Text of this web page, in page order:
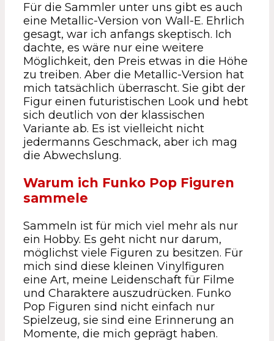
Für die Sammler unter uns gibt es auch
eine Metallic-Version von Wall-E. Ehrlich
gesagt, war ich anfangs skeptisch. Ich
dachte, es wäre nur eine weitere
Möglichkeit, den Preis etwas in die Höhe
zu treiben. Aber die Metallic-Version hat
mich tatsächlich überrascht. Sie gibt der
Figur einen futuristischen Look und hebt
sich deutlich von der klassischen
Variante ab. Es ist vielleicht nicht
jedermanns Geschmack, aber ich mag
die Abwechslung.
Warum ich Funko Pop Figuren
sammele
Sammeln ist für mich viel mehr als nur
ein Hobby. Es geht nicht nur darum,
möglichst viele Figuren zu besitzen. Für
mich sind diese kleinen Vinylfiguren
eine Art, meine Leidenschaft für Filme
und Charaktere auszudrücken. Funko
Pop Figuren sind nicht einfach nur
Spielzeug, sie sind eine Erinnerung an
Momente, die mich geprägt haben.